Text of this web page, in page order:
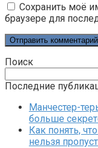
Сохранить моё
браузере для
Поиск
Последние
Манчестер-
больше
Как понять,
нельзя